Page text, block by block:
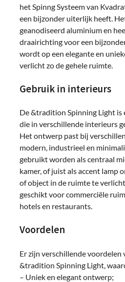
het Spinng Systeem van
een bijzonder uiterlijk heeft.
geanodiseerd aluminium en
draairichting voor een
wordt op een elegante en
verlicht zo de gehele ruimte.
Gebruik in interieurs
De &tradition Spinning Light is
die in verschillende interieurs
Het ontwerp past bij
modern, industrieel en
gebruikt worden als centraal
kamer, of juist als accent lamp
of object in de ruimte te
geschikt voor commerciële
hotels en restaurants.
Voordelen
Er zijn verschillende voordelen
&tradition Spinning Light,
– Uniek en elegant ontwerp;